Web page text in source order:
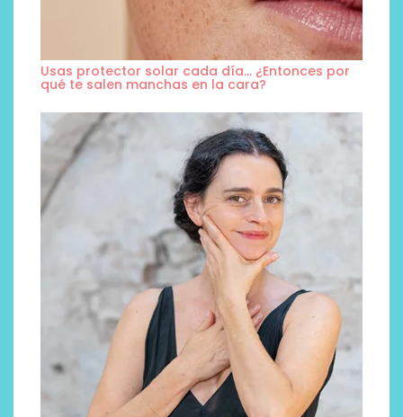
Usas protector solar cada día… ¿Entonces por
qué te salen manchas en la cara?